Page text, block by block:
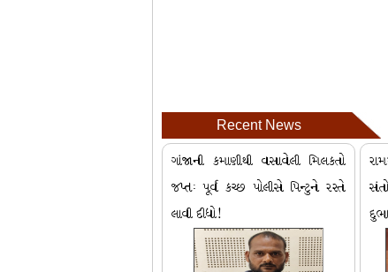
Recent News
ગાંજાની કમાણીથી વસાવેલી મિલકતો
જપ્તઃ પૂર્વ કચ્છ પોલીસે પિન્ટુને રસ્તે
લાવી દીધો!